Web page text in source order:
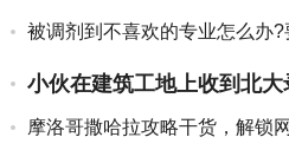
被调剂到不喜欢的专业怎么办
小伙在建筑工地上收到北
摩洛哥撒哈拉攻略干货，解锁